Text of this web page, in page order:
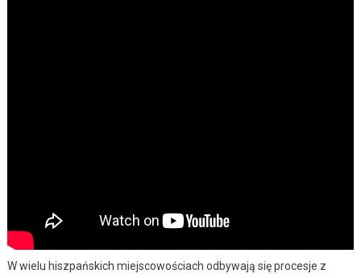
W wielu hiszpańskich miejscowościach odbywają się procesje z